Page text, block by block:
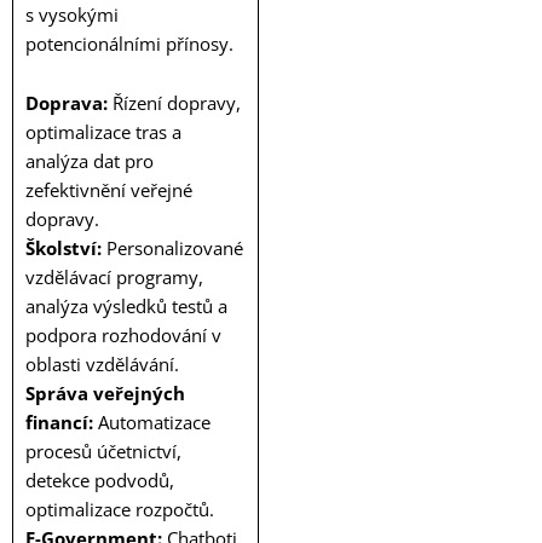
s vysokými
potencionálními přínosy.
Doprava: Řízení dopravy,
optimalizace tras a
analýza dat pro
zefektivnění veřejné
dopravy.
Školství: Personalizované
vzdělávací programy,
analýza výsledků testů a
podpora rozhodování v
oblasti vzdělávání.
Správa veřejných
financí: Automatizace
procesů účetnictví,
detekce podvodů,
optimalizace rozpočtů.